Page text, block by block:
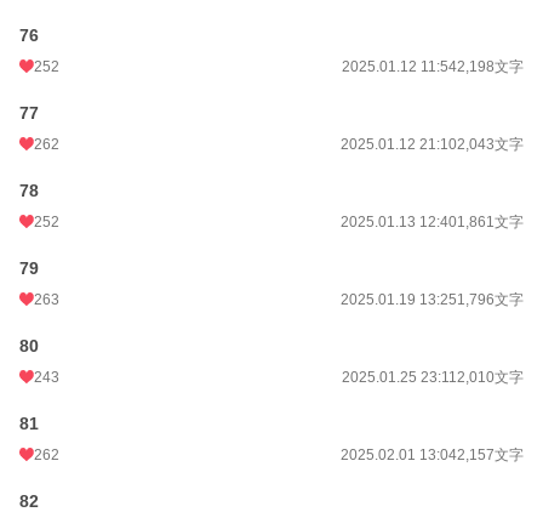
76
252 2025.01.12 11:542,198文字
77
262 2025.01.12 21:102,043文字
78
252 2025.01.13 12:401,861文字
79
263 2025.01.19 13:251,796文字
80
243 2025.01.25 23:112,010文字
81
262 2025.02.01 13:042,157文字
82